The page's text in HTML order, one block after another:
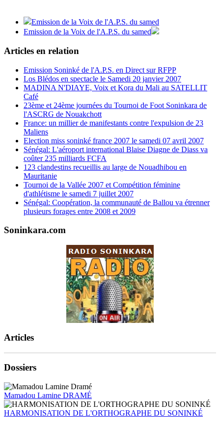
Emission de la Voix de l'A.P.S. du samed
Emission de la Voix de l'A.P.S. du samed
Articles en relation
Emission Soninké de l'A.P.S. en Direct sur RFPP
Los Blédos en spectacle le Samedi 20 janvier 2007
MADINA N'DIAYE, Voix et Kora du Mali au SATELLIT
Café
23ème et 24ème journées du Tournoi de Foot Soninkara de
l'ASCRG de Nouakchott
France: un millier de manifestants contre l'expulsion de 23
Maliens
Election miss soninké france 2007 le samedi 07 avril 2007
Sénégal: L'aéroport international Blaise Diagne de Diass va
coûter 235 milliards FCFA
123 clandestins recueillis au large de Nouadhibou en
Mauritanie
Tournoi de la Vallée 2007 et Compétition féminine
d'athlétisme le samedi 7 juillet 2007
Sénégal: Coopération, la communauté de Ballou va étrenner
plusieurs forages entre 2008 et 2009
Soninkara.com
Articles
Dossiers
Mamadou Lamine DRAMÉ
HARMONISATION DE L'ORTHOGRAPHE DU SONINKÉ